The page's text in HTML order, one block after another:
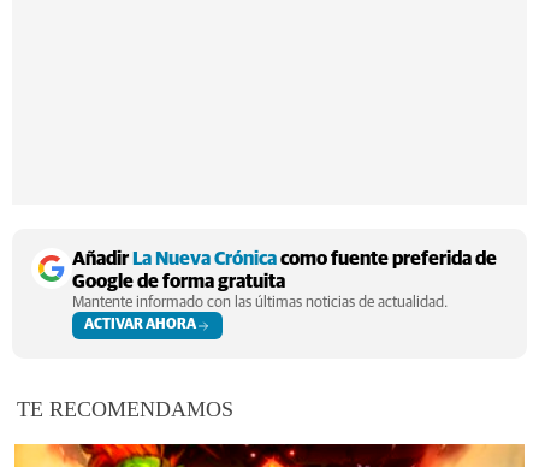
Añadir La Nueva Crónicacomo fuente preferida de
Google de forma gratuita
Mantente informado con las últimas noticias de actualidad.
ACTIVAR AHORA
TE RECOMENDAMOS